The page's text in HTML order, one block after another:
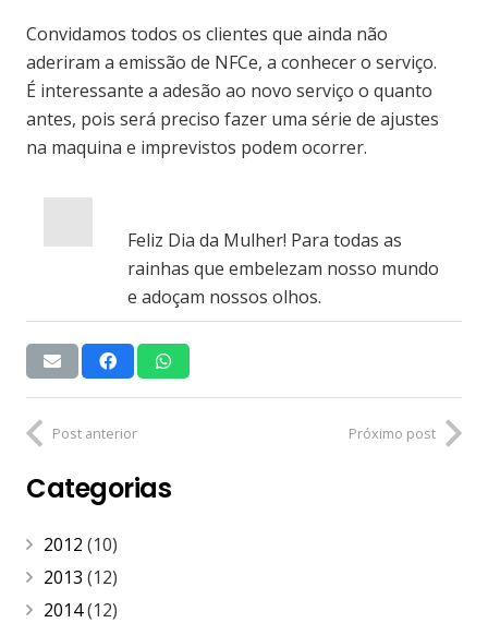
Convidamos todos os clientes que ainda não
aderiram a emissão de NFCe, a conhecer o serviço.
É interessante a adesão ao novo serviço o quanto
antes, pois será preciso fazer uma série de ajustes
na maquina e imprevistos podem ocorrer.
Feliz Dia da Mulher! Para todas as
rainhas que embelezam nosso mundo
e adoçam nossos olhos.
Post anterior Próximo post
Categorias
2012 (10)
2013 (12)
2014(12)